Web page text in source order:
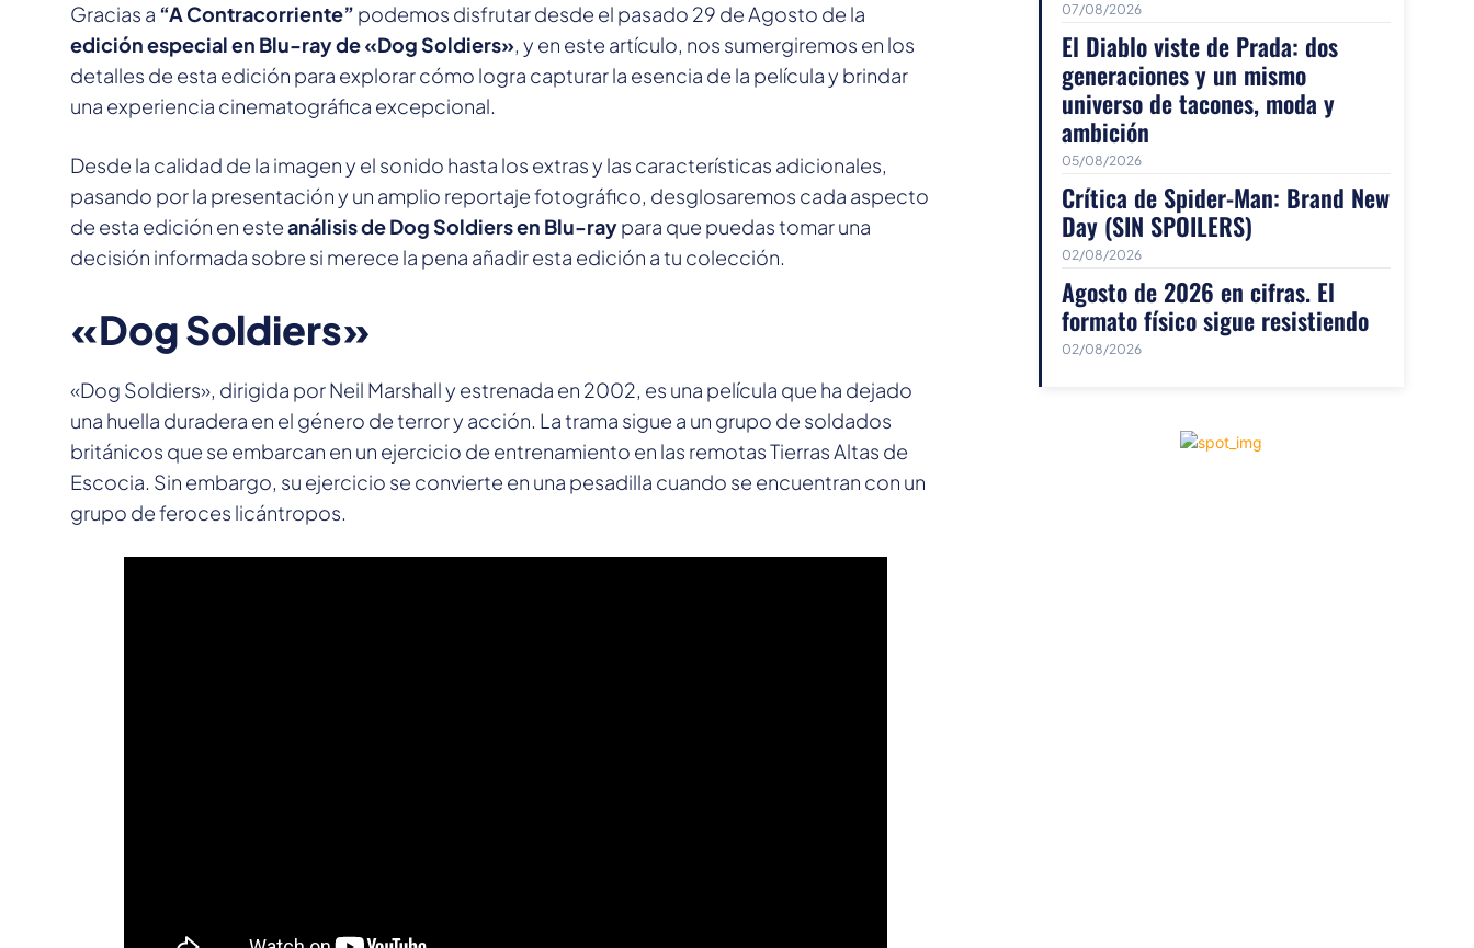
Gracias a “A Contracorriente” podemos disfrutar desde el pasado 29 de Agosto de la
edición especial en Blu-ray de «Dog Soldiers», y en este artículo, nos sumergiremos en los
detalles de esta edición para explorar cómo logra capturar la esencia de la película y brindar
una experiencia cinematográfica excepcional.
Desde la calidad de la imagen y el sonido hasta los extras y las características adicionales,
pasando por la presentación y un amplio reportaje fotográfico, desglosaremos cada aspecto
de esta edición en esteanálisis de Dog Soldiers en Blu-raypara que puedas tomar una
decisión informada sobre si merece la pena añadir esta edición a tu colección.
«Dog Soldiers»
«Dog Soldiers», dirigida por Neil Marshall y estrenada en 2002, es una película que ha dejado
una huella duradera en el género de terror y acción. La trama sigue a un grupo de soldados
británicos que se embarcan en un ejercicio de entrenamiento en las remotas Tierras Altas de
Escocia. Sin embargo, su ejercicio se convierte en una pesadilla cuando se encuentran con un
grupo de feroces licántropos.
07/08/2026
El Diablo viste de Prada: dos
generaciones y un mismo
universo de tacones, moda y
ambición
05/08/2026
Crítica de Spider-Man: Brand New
Day (SIN SPOILERS)
02/08/2026
Agosto de 2026 en cifras. El
formato físico sigue resistiendo
02/08/2026